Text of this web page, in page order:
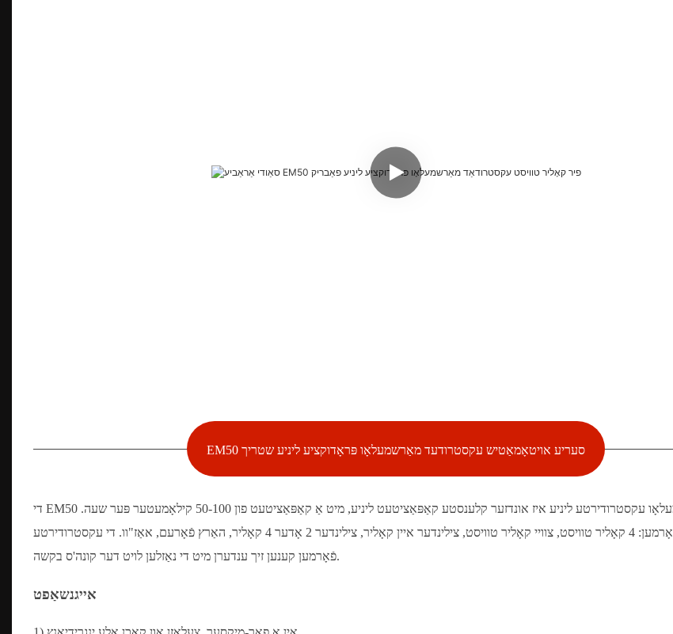
EM50 סעריע אויטאָמאַטיש עקסטרודעד מאַרשמעלאָו פּראָדוקציע ליניע שטריך
די EM50 מאַרשמעלאָו עקסטרודירטע ליניע איז אונדזער קלענסטע קאַפּאַציטעט ליניע, מיט אַ קאַפּאַציטעט פון 50-100 קילאָמעטער פּער שעה.
עקסטרודירטע פֿאָרמען: 4 קאָליר טוויסט, צוויי קאָליר טוויסט, צילינדער איין קאָליר, צילינדער 2 אָדער 4 קאָליר, האַרץ פֿאָרעם, אאַז"וו. די עקסטרודירטע
פֿאָרמען קענען זיך ענדערן מיט די נאַזלען לויט דער קונה'ס בקשה.
אייגנשאַפט